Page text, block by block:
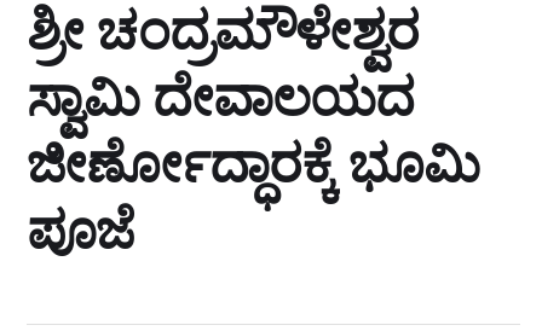
ಶ್ರೀ ಚಂದ್ರಮೌಳೇಶ್ವರ
ಸ್ವಾಮಿ ದೇವಾಲಯದ
ಜೀರ್ಣೋದ್ಧಾರಕ್ಕೆ ಭೂಮಿ
ಪೂಜೆ